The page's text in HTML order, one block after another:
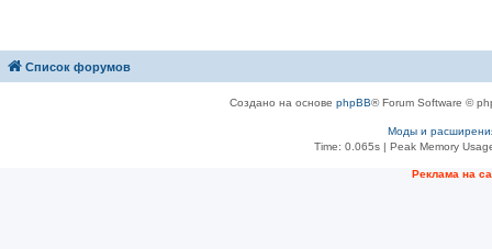
Список форумов
Создано на основе phpBB® Forum Software ©
Моды и
Time: 0.065s| Peak Memory
Рeклама на